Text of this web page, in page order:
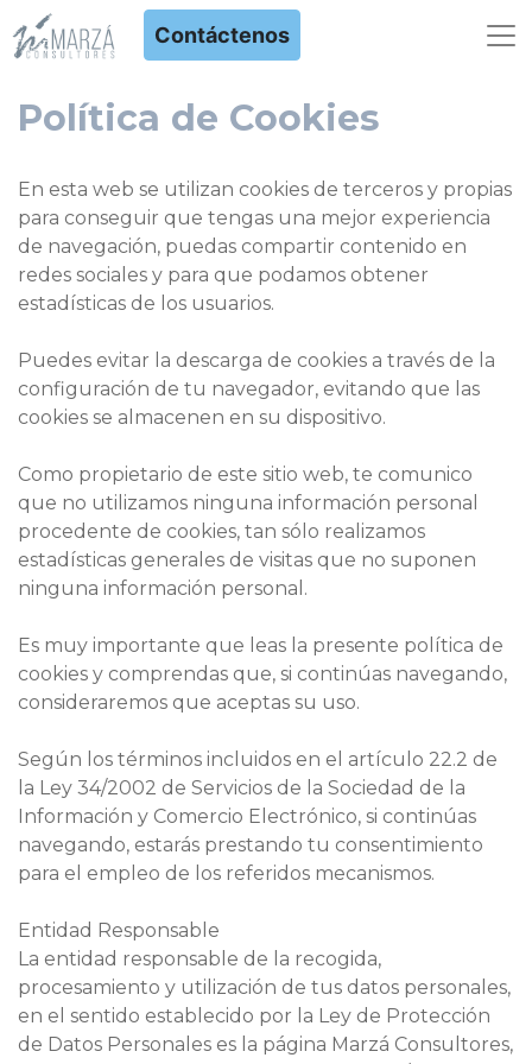
Contáctenos
Política de Cookies
En esta web se utilizan cookies de terceros y propias
para conseguir que tengas una mejor experiencia
de navegación, puedas compartir contenido en
redes sociales y para que podamos obtener
estadísticas de los usuarios.
Puedes evitar la descarga de cookies a través de la
configuración de tu navegador, evitando que las
cookies se almacenen en su dispositivo.
Como propietario de este sitio web, te comunico
que no utilizamos ninguna información personal
procedente de cookies, tan sólo realizamos
estadísticas generales de visitas que no suponen
ninguna información personal.
Es muy importante que leas la presente política de
cookies y comprendas que, si continúas navegando,
consideraremos que aceptas su uso.
Según los términos incluidos en el artículo 22.2 de
la Ley 34/2002 de Servicios de la Sociedad de la
Información y Comercio Electrónico, si continúas
navegando, estarás prestando tu consentimiento
para el empleo de los referidos mecanismos.
Entidad Responsable
La entidad responsable de la recogida,
procesamiento y utilización de tus datos personales,
en el sentido establecido por la Ley de Protección
de Datos Personales es la página Marzá Consultores,